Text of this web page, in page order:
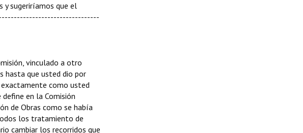
y sugeriríamos que el
vinculado a otro
hasta que usted dio por
exactamente como usted
en la Comisión
de Obras como se había
los tratamiento de
cambiar los recorridos que